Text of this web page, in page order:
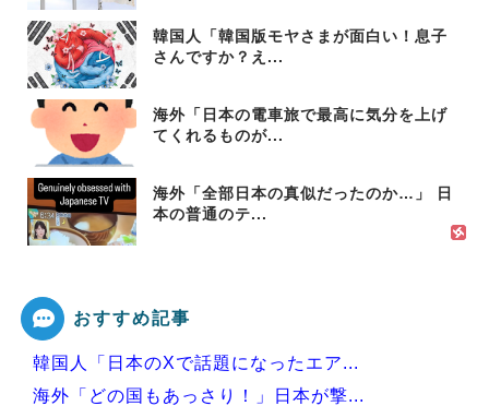
韓国人「韓国版モヤさまが面白い！息子
さんですか？え...
海外「日本の電車旅で最高に気分を上げ
てくれるものが...
海外「全部日本の真似だったのか…」 日
本の普通のテ...
おすすめ記事
韓国人「日本のXで話題になったエア...
海外「どの国もあっさり！」日本が撃...